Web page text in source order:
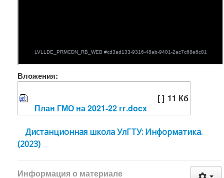
Вложения:
План ГМО на 2021-22 гг.docx
[ ] 11 Кб
Дистанционная школа УлГТУ: Информатика.
(2023)
Информация о материале